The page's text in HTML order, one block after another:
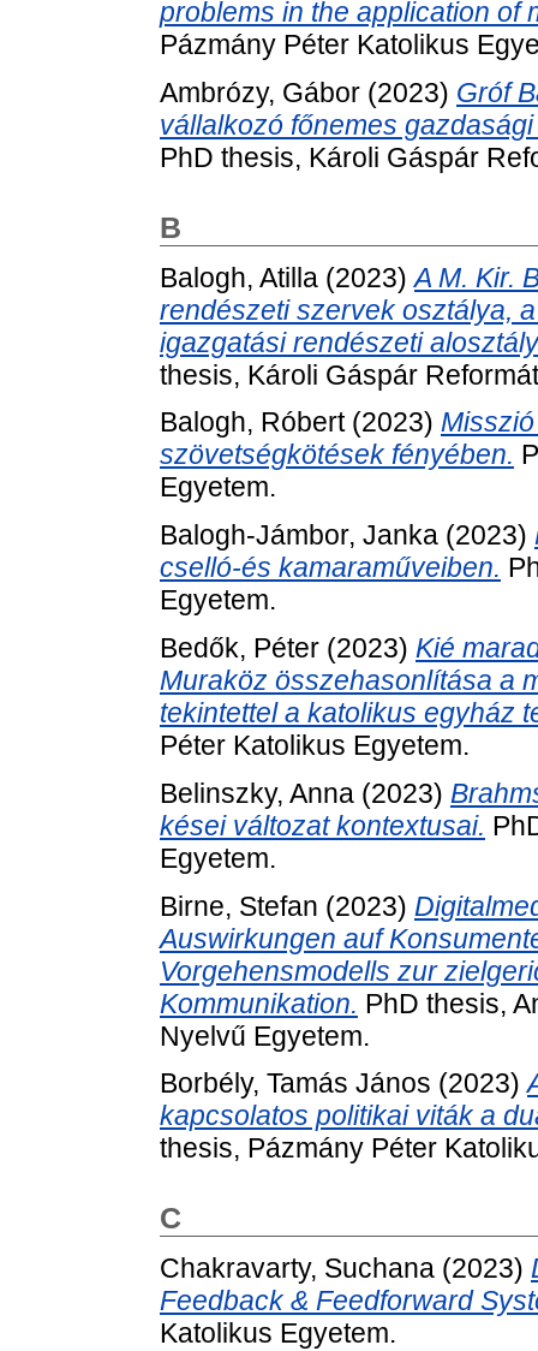
problems in the application of
Pázmány Péter Katolikus
Ambrózy, Gábor (2023) Gróf
vállalkozó főnemes
PhD thesis, Károli Gáspár
B
Balogh, Atilla (2023)A M. Kir.
rendészeti szervek osztálya,
igazgatási rendészeti
thesis, Károli Gáspár
Balogh, Róbert(2023)
szövetségkötések fényében.
Egyetem.
Balogh-Jámbor, Janka (2023)
cselló-és kamaraműveiben.
Egyetem.
Bedők, Péter (2023) Kié
Muraköz összehasonlítása a
tekintettel a katolikus egyház
Péter Katolikus Egyetem.
Belinszky, Anna (2023)
kései változat kontextusai.
Egyetem.
Birne, Stefan (2023)
Auswirkungen auf
Vorgehensmodells zur
Kommunikation. PhD thesis,
Nyelvű Egyetem.
Borbély, Tamás János (2023)
kapcsolatos politikai viták a
thesis, Pázmány Péter
C
Chakravarty, Suchana (2023)
Feedback & Feedforward
Katolikus Egyetem.